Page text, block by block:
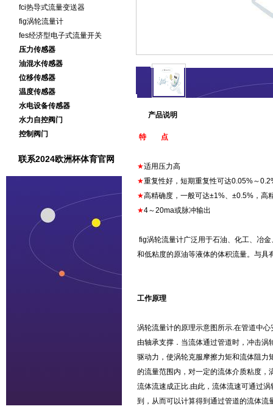
fci热导式流量变送器
fig涡轮流量计
fes经济型电子式流量开关
压力传感器
油混水传感器
位移传感器
温度传感器
水电设备传感器
水力自控阀门
控制阀门
联系2024欧洲杯体育官网
产品说明
特 点
★适用压力高
★重复性好，短期重复性可达0.05%～
★高精确度，一般可达±1%、±0.5%，高
★4～20ma或脉冲输出
fig涡轮流量计广泛用于石油、化工、冶
和低粘度的原油等液体的体积流量。与
工作原理
涡轮流量计的原理示意图所示.在管道中
由轴承支撑．当流体通过管道时，冲击涡
驱动力，使涡轮克服摩擦力矩和流体阻力
的流量范围内，对一定的流体介质粘度，
流体流速成正比.由此，流体流速可通过
到，从而可以计算得到通过管道的流体流